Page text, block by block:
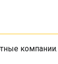
компании.